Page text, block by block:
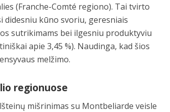
(Franche-Comté regiono). Tai tvirto
didesniu kūno svoriu, geresniais
sutrikimams bei ilgesniu produktyviu
apie 3,45 %). Naudinga, kad šios
melžimo.
regionuose
mišrinimas su Montbeliarde veisle